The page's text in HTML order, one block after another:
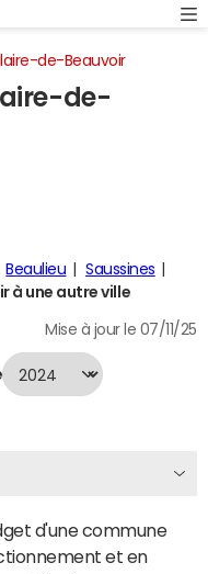
de-Beauvoir
de-
Beaulieu
Saussines
à une autre ville
Mise à jour le 07/11/25
d'une commune
et en